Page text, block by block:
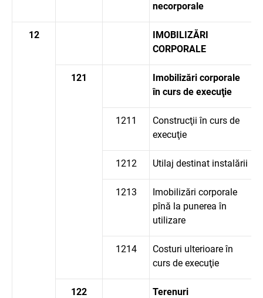
necorporale
12
IMOBILIZĂRI
CORPORALE
121
Imobilizări corporale
în curs de execuţie
1211
Construcţii în curs de
execuţie
1212 Utilaj destinat instalării
1213
Imobilizări corporale
pînă la punerea în
utilizare
1214
Costuri ulterioare în
curs de execuţie
122 Terenuri